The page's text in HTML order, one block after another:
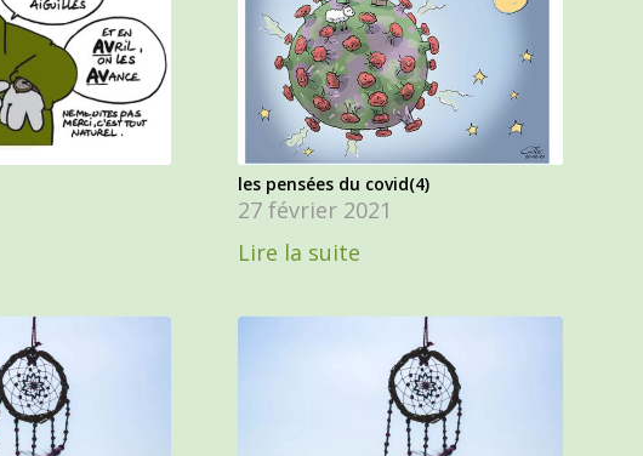
les pensées du covid(4)
27 février 2021
Lire la suite